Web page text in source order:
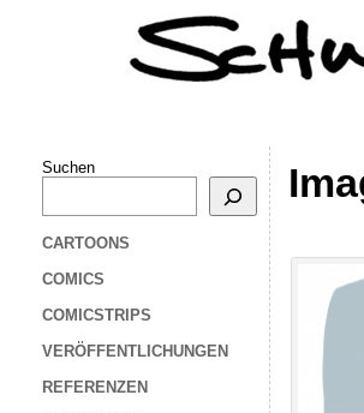
Suchen
CARTOONS
COMICS
COMICSTRIPS
VERÖFFENTLICHUNGEN
REFERENZEN